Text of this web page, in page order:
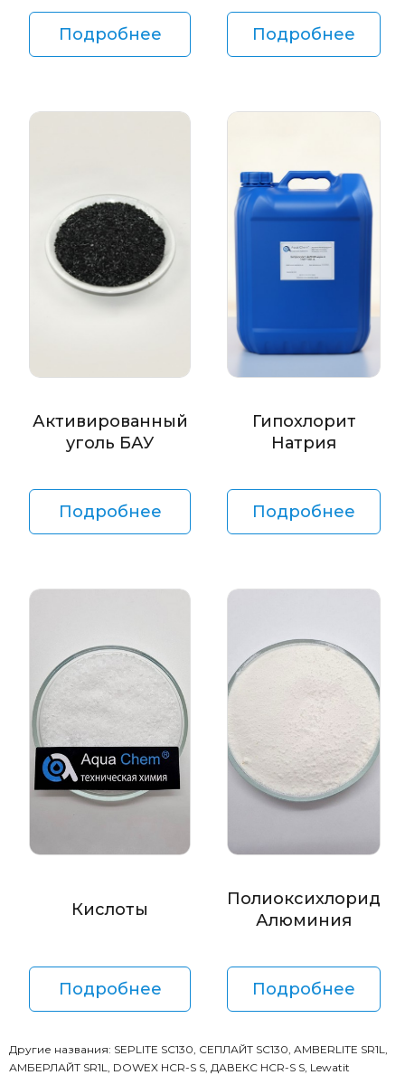
Подробнее Подробнее
Активированный
уголь БАУ
Подробнее
Гипохлорит
Натрия
Подробнее
Кислоты
Подробнее
Полиоксихлорид
Алюминия
Подробнее
Другие названия: SEPLITE SC130, СЕПЛАЙТ SC130, AMBERLITE SR1L,
АМБЕРЛАЙТ SR1L, DOWEX HCR-S S, ДАВЕКС HCR-S S, Lewatit